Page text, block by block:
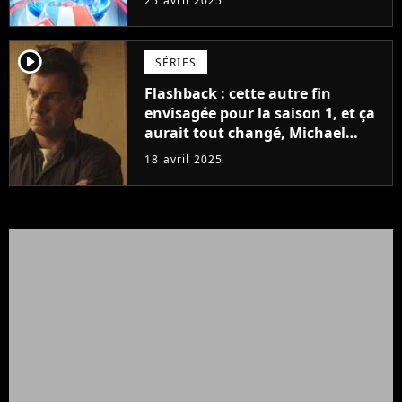
player2 SÉRIES
Flashback : cette autre fin
envisagée pour la saison 1, et ça
aurait tout changé, Michael
Youn balance
18 avril 2025